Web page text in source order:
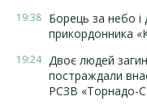
19:38 Борець за небо і
прикордонника
19:24 Двоє людей
постраждали
РСЗВ «Торнадо-